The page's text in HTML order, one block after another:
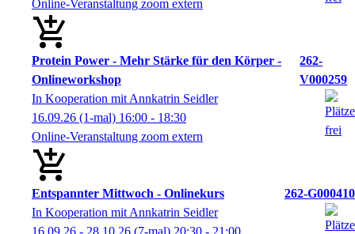
Online-Veranstaltung zoom extern
Protein Power - Mehr Stärke für den Körper -
Onlineworkshop
262-
V000259
In Kooperation mit Annkatrin Seidler
16.09.26 (1-mal) 16:00 - 18:30
Online-Veranstaltung zoom extern
Entspannter Mittwoch - Onlinekurs
262-G000410
In Kooperation mit Annkatrin Seidler
16.09.26 - 28.10.26 (7-mal) 20:30 - 21:00